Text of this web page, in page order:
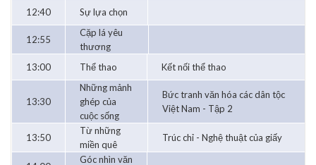
12:40
Sự lựa chọn
12:55
Cặp lá yêu
thương
13:00
Thể thao Kết nối thể thao
13:30
Những mảnh
ghép của
cuộc sống
Bức tranh văn hóa các dân tộc
Việt Nam - Tập 2
13:50
Từ những
miền quê
Trúc chỉ - Nghệ thuật của giấy
Góc nhìn văn